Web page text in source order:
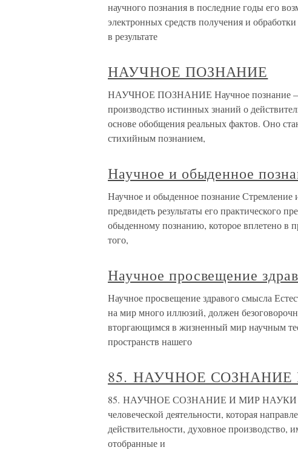
научного познания в последние годы его
электронных средств получения и
в результате
НАУЧНОЕ ПОЗНАНИЕ
НАУЧНОЕ ПОЗНАНИЕ Научное познание —
производство истинных знаний о
основе обобщения реальных фактов. Оно
стихийным познанием,
Научное и обыденное
Научное и обыденное познание Стремление
предвидеть результаты его практического
обыденному познанию, которое вплетено в
того,
Научное просвещение
Научное просвещение здравого смысла
на мир много иллюзий, должен
вторгающимся в жизненный мир научным
пространств нашего
85. НАУЧНОЕ
85. НАУЧНОЕ СОЗНАНИЕ И МИР НАУКИ
человеческой деятельности, которая
действительности, духовное производство,
отобранные и